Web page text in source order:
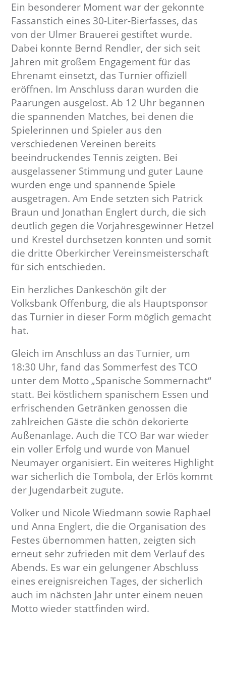
Ein besonderer Moment war der gekonnte
Fassanstich eines 30-Liter-Bierfasses, das
von der Ulmer Brauerei gestiftet wurde.
Dabei konnte Bernd Rendler, der sich seit
Jahren mit großem Engagement für das
Ehrenamt einsetzt, das Turnier offiziell
eröffnen. Im Anschluss daran wurden die
Paarungen ausgelost. Ab 12 Uhr begannen
die spannenden Matches, bei denen die
Spielerinnen und Spieler aus den
verschiedenen Vereinen bereits
beeindruckendes Tennis zeigten. Bei
ausgelassener Stimmung und guter Laune
wurden enge und spannende Spiele
ausgetragen. Am Ende setzten sich Patrick
Braun und Jonathan Englert durch, die sich
deutlich gegen die Vorjahresgewinner Hetzel
und Krestel durchsetzen konnten und somit
die dritte Oberkircher Vereinsmeisterschaft
für sich entschieden.
Ein herzliches Dankeschön gilt der
Volksbank Offenburg, die als Hauptsponsor
das Turnier in dieser Form möglich gemacht
hat.
Gleich im Anschluss an das Turnier, um
18:30 Uhr, fand das Sommerfest des TCO
unter dem Motto „Spanische Sommernacht“
statt. Bei köstlichem spanischem Essen und
erfrischenden Getränken genossen die
zahlreichen Gäste die schön dekorierte
Außenanlage. Auch die TCO Bar war wieder
ein voller Erfolg und wurde von Manuel
Neumayer organisiert. Ein weiteres Highlight
war sicherlich die Tombola, der Erlös kommt
der Jugendarbeit zugute.
Volker und Nicole Wiedmann sowie Raphael
und Anna Englert, die die Organisation des
Festes übernommen hatten, zeigten sich
erneut sehr zufrieden mit dem Verlauf des
Abends. Es war ein gelungener Abschluss
eines ereignisreichen Tages, der sicherlich
auch im nächsten Jahr unter einem neuen
Motto wieder stattfinden wird.